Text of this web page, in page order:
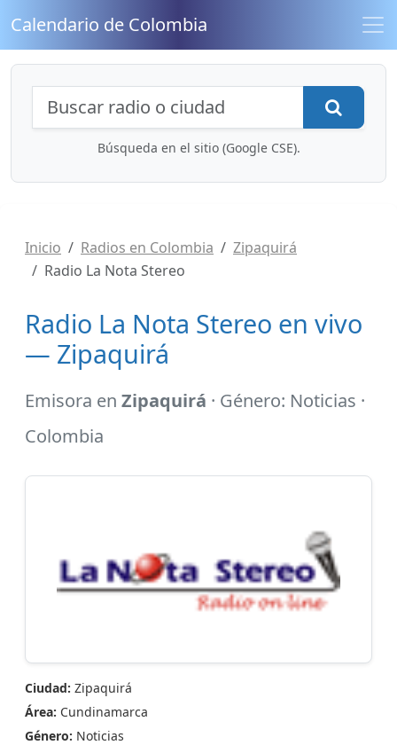
Calendario de Colombia
Búsqueda de radios y contenidos
Búsqueda en el sitio (Google CSE).
Inicio Radios en Colombia
Zipaquirá
Radio La Nota Stereo
Radio La Nota Stereo en vivo
— Zipaquirá
Emisora en Zipaquirá · Género: Noticias ·
Colombia
Ciudad: Zipaquirá
Área: Cundinamarca
Género: Noticias